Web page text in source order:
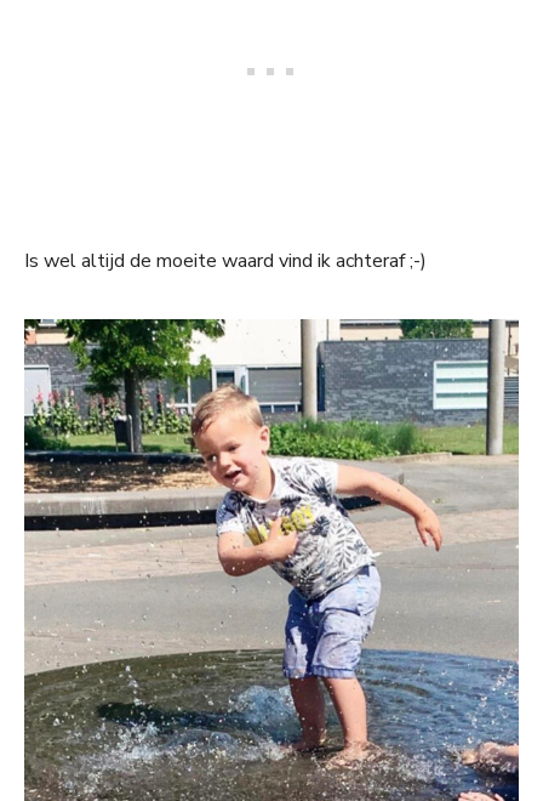
Is wel altijd de moeite waard vind ik achteraf ;-)